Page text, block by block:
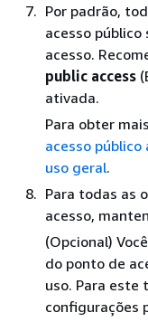
Por padrão,
acesso
acesso.
public access
ativada.
Para obter
acesso
uso geral.
Para todas as
acesso,
(Opcional)
do ponto de
uso. Para este
configurações